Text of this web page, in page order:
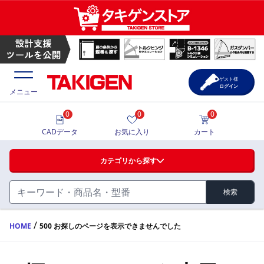
ハンドル・取手・つまみ・周辺機器
FA・A
蝶番・ステー・周辺機器
価格一覧
製品カタログ
メニュー
カテゴリから探す
検索
0
CADデータ
0
お気に入り
0
カート
ゲスト様
ログイン
HOME / 500 お探しのページを表示できませんでした